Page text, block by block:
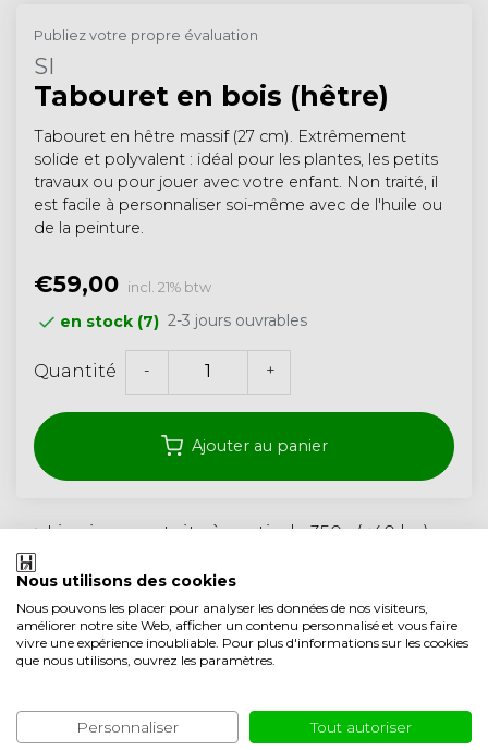
Publiez votre propre évaluation
SI
Tabouret en bois (hêtre)
Tabouret en hêtre massif (27 cm). Extrêmement
solide et polyvalent : idéal pour les plantes, les petits
travaux ou pour jouer avec votre enfant. Non traité, il
est facile à personnaliser soi-même avec de l'huile ou
de la peinture.
€59,00 incl. 21% btw
en stock (7) 2-3 jours ouvrables
Quantité - +
Ajouter au panier
Livraison gratuite à partir de 350,- (<40 kg)
Qualité artisanale des Pays-Bas
Ajouter à la liste comparative
Description du produit
Nous utilisons des cookies
Nous pouvons les placer pour analyser les données de nos visiteurs,
améliorer notre site Web, afficher un contenu personnalisé et vous faire
vivre une expérience inoubliable. Pour plus d'informations sur les cookies
que nous utilisons, ouvrez les paramètres.
Personnaliser Tout autoriser